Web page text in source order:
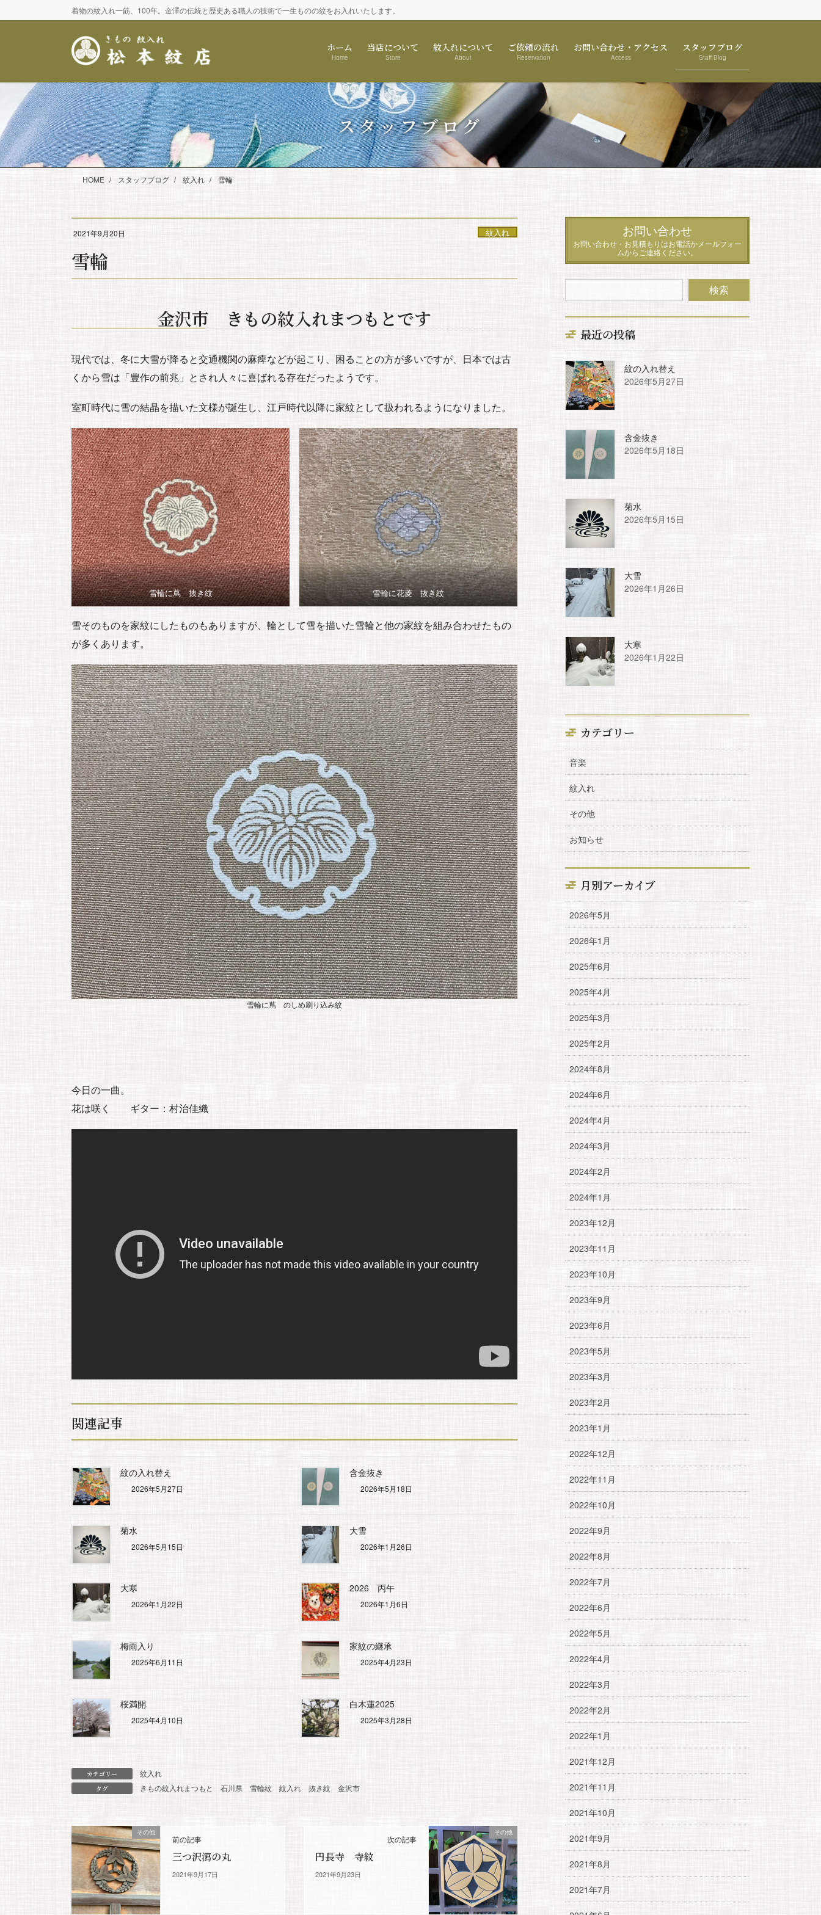
ン
に
ビ
ョ
移
動
着物の紋入れ一筋、100年。金澤の伝統と歴史ある職人の技術で一生ものの紋をお入れいたします。
ホーム
Home
当店について
Store
紋入れについて
About
ご依頼の流れ
Reservation
お問い合わせ・アクセス
Access
スタッフブログ
Staff Blog
スタッフブログ
HOME スタッフブログ 紋入れ 雪輪
2021年9月20日 紋入れ
雪輪
金沢市 きもの紋入れまつもとです
現代では、冬に大雪が降ると交通機関の麻痺などが起こり、困ることの方が多いですが、日本では古
くから雪は「豊作の前兆」とされ人々に喜ばれる存在だったようです。
室町時代に雪の結晶を描いた文様が誕生し、江戸時代以降に家紋として扱われるようになりました。
雪輪に蔦 抜き紋 雪輪に花菱 抜き紋
雪そのものを家紋にしたものもありますが、輪として雪を描いた雪輪と他の家紋を組み合わせたもの
が多くあります。
雪輪に蔦 のしめ刷り込み紋
今日の一曲。
花は咲く ギター：村治佳織
関連記事
紋の入れ替え
2026年5月27日
含金抜き
2026年5月18日
菊水
2026年5月15日
大雪
2026年1月26日
大寒
2026年1月22日
2026 丙午
2026年1月6日
梅雨入り
2025年6月11日
家紋の継承
2025年4月23日
桜満開
2025年4月10日
白木蓮2025
2025年3月28日
カテゴリー 紋入れ
タグ きもの紋入れまつもと 石川県 雪輪紋 紋入れ 抜き紋 金沢市
その他
前の記事
三つ沢瀉の丸
2021年9月17日
その他
次の記事
円長寺 寺紋
2021年9月23日
お問い合わせ
お問い合わせ・お見積もりはお電話かメールフォー
ムからご連絡ください。
最近の投稿
紋の入れ替え
2026年5月27日
含金抜き
2026年5月18日
菊水
2026年5月15日
大雪
2026年1月26日
大寒
2026年1月22日
カテゴリー
音楽
紋入れ
その他
お知らせ
月別アーカイブ
2026年5月
2026年1月
2025年6月
2025年4月
2025年3月
2025年2月
2024年8月
2024年6月
2024年4月
2024年3月
2024年2月
2024年1月
2023年12月
2023年11月
2023年10月
2023年9月
2023年6月
2023年5月
2023年3月
2023年2月
2023年1月
2022年12月
2022年11月
2022年10月
2022年9月
2022年8月
2022年7月
2022年6月
2022年5月
2022年4月
2022年3月
2022年2月
2022年1月
2021年12月
2021年11月
2021年10月
2021年9月
2021年8月
2021年7月